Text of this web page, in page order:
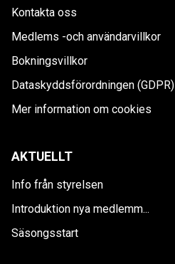
Kontakta oss
Medlems -och användarvillkor
Bokningsvillkor
Dataskyddsförordningen (GDPR)
Mer information om cookies
AKTUELLT
Info från styrelsen
Introduktion nya medlemm...
Säsongsstart